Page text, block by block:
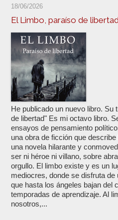
18/06/2026
El Limbo, paraíso de
He publicado un nuevo libro. Su
de libertad" Es mi octavo libro.
ensayos de pensamiento
una obra de ficción que
una novela hilarante y
ser ni héroe ni villano, sobre
orgullo. El limbo existe y es un
mediocres, donde se disfruta de
que hasta los ángeles bajan del
temporadas de aprendizaje. Al
nosotros,...